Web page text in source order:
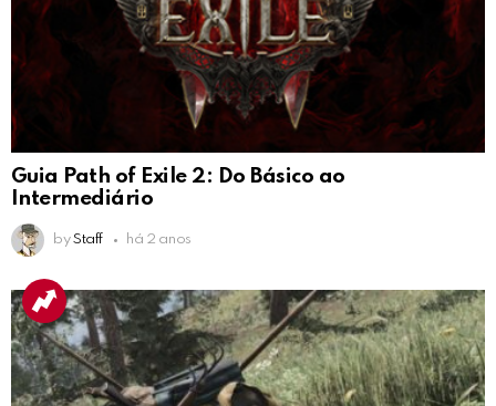
Guia Path of Exile 2: Do Básico ao
Intermediário
by Staff há 2 anos